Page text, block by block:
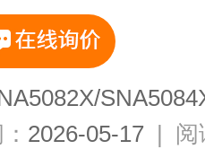
2026-05-17 | 阅